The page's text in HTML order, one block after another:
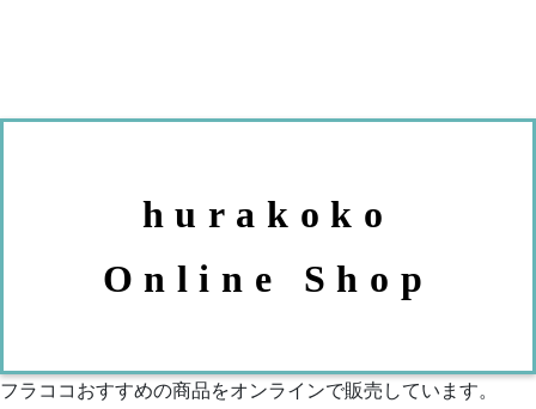
hurakoko
Online Shop
フラココおすすめの商品をオンラインで販売しています。